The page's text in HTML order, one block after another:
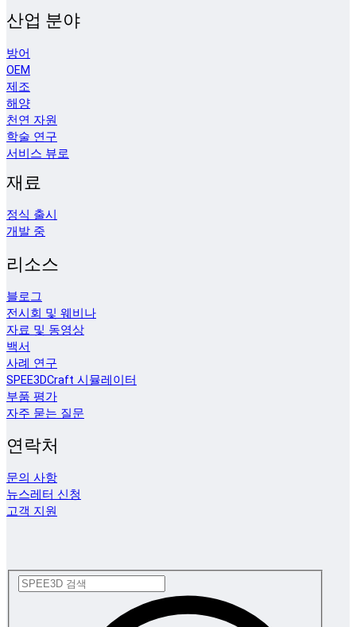
산업 분야
방어
OEM
제조
해양
천연 자원
학술 연구
서비스 뷰로
재료
정식 출시
개발 중
리소스
블로그
전시회 및 웨비나
자료 및 동영상
백서
사례 연구
SPEE3DCraft 시뮬레이터
부품 평가
자주 묻는 질문
연락처
문의 사항
뉴스레터 신청
고객 지원